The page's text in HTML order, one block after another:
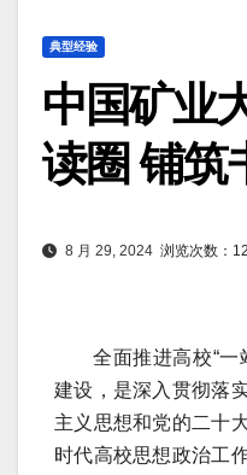
典型经验
中国矿业
读圈 铺筑
8 月 29, 2024 浏览次数：
全面推进高校“一
建设，是深入贯彻落
主义思想和党的二十
时代高校思想政治工